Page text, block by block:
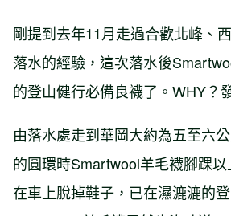
剛提到去年11月走過合歡北峰、
落水的經驗，這次落水後
的登山健行必備良襪了。WHY？
由落水處走到華岡大約為五至六
的圓環時Smartwool羊毛襪腳踝以
在車上脫掉鞋子，已在濕漉漉的